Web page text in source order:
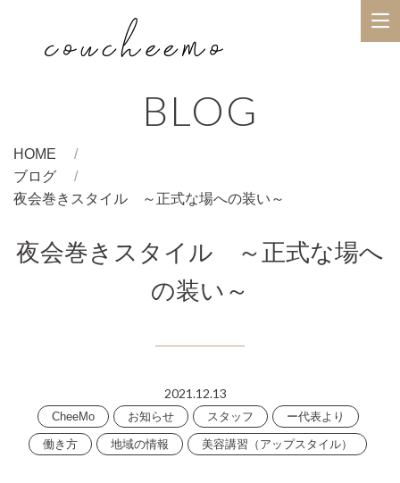
BLOG
HOME
ブログ
夜会巻きスタイル ～正式な場への装い～
夜会巻きスタイル ～正式な場へ
の装い～
2021.12.13
CheeMo お知らせ スタッフ ー代表より
働き方 地域の情報 美容講習（アップスタイル）